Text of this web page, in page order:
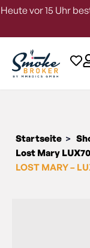
Heute vor 15 Uhr
Startseite >
Lost Mary
LOST MARY –